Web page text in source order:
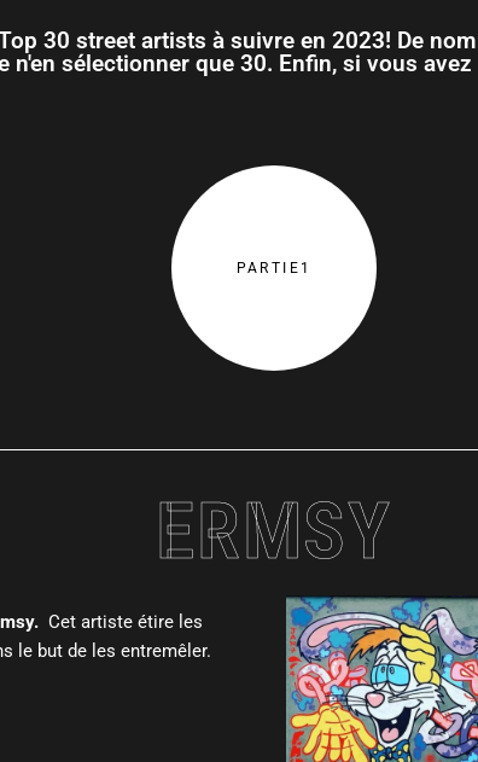
30 street artists à suivre en 2023! De
n'en sélectionner que 30. Enfin, si vous
PARTIE1
ERMSY
Cet artiste étire les
le but de les entremêler.